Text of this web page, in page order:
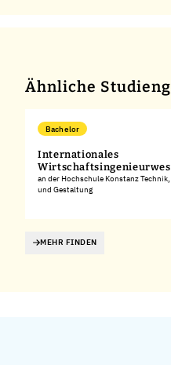
Ähnliche
Bachelor
Internationales
an der Hochschule Konstanz
und Gestaltung
MEHR FINDEN